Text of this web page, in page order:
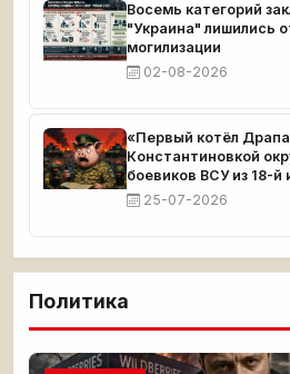
Восемь категорий
"Украина" лишились
могилизации
02-08-2026
«Первый котёл
Константиновкой
боевиков ВСУ из 18-й
25-07-2026
Политика